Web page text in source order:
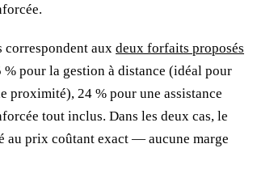
correspondent aux deux forfaits proposés
% pour la gestion à distance (idéal pour
proximité), 24 % pour une assistance
tout inclus. Dans les deux cas, le
au prix coûtant exact — aucune marge